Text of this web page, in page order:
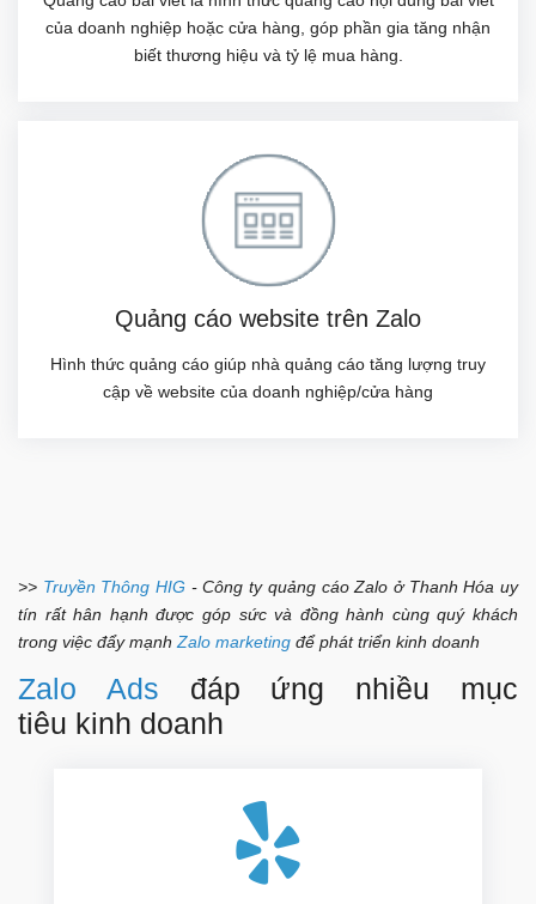
của doanh nghiệp hoặc cửa hàng, góp phần gia tăng nhận
biết thương hiệu và tỷ lệ mua hàng.
Quảng cáo website trên Zalo
Hình thức quảng cáo giúp nhà quảng cáo tăng lượng truy
cập về website của doanh nghiệp/cửa hàng
>> Truyền Thông HIG - Công ty quảng cáo Zalo ở Thanh Hóa uy
tín rất hân hạnh được góp sức và đồng hành cùng quý khách
trong việc đẩy mạnh Zalo marketing để phát triển kinh doanh
Zalo Ads đáp ứng nhiều mục
tiêu kinh doanh